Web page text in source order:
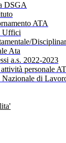
DSGA
ATA
Uffici
Ata
a.s. 2022-2023
personale
di